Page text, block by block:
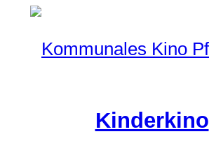
Kinderkino